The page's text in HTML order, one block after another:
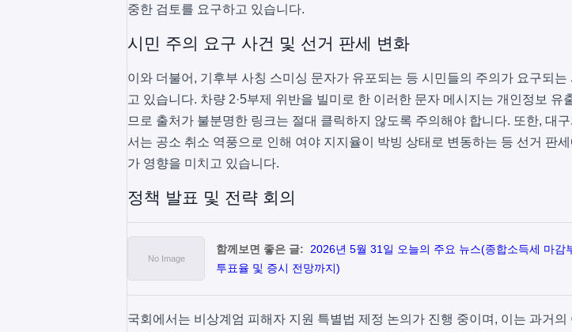
중한 검토를 요구하고 있습니다.
시민 주의 요구 사건 및 선거 판세 변화
이와 더불어, 기후부 사칭 스미싱 문자가 유포되는 등 시민들의 주의가 요구되는
고 있습니다. 차량 2·5부제 위반을 빌미로 한 이러한 문자 메시지는 개인정보 유
므로 출처가 불분명한 링크는 절대 클릭하지 않도록 주의해야 합니다. 또한, 대구
서는 공소 취소 역풍으로 인해 여야 지지율이 박빙 상태로 변동하는 등 선거 판
가 영향을 미치고 있습니다.
정책 발표 및 전략 회의
함께보면 좋은 글: 2026년 5월 31일 오늘의 주요 뉴스(종합소득세 마감
투표율 및 증시 전망까지)
국회에서는 비상계엄 피해자 지원 특별법 제정 논의가 진행 중이며, 이는 과거의